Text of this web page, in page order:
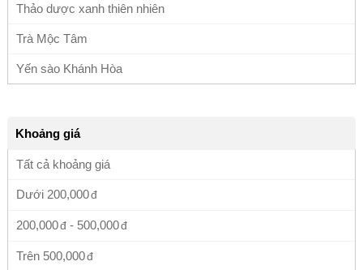
Thảo dược xanh thiên nhiên
Trà Mộc Tâm
Yến sào Khánh Hòa
Khoảng giá
Tất cả khoảng giá
Dưới 200,000
200,000 - 500,000
Trên 500,000